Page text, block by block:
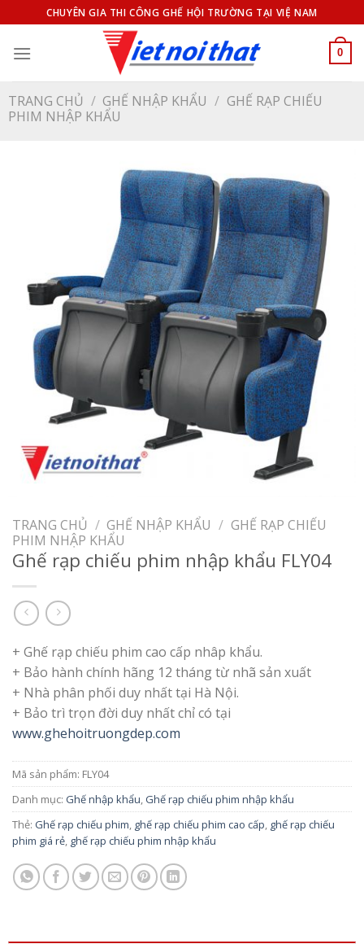
qua
nội
CHUYÊN GIA THI CÔNG GHẾ HỘI TRƯỜNG TẠI VIỆ NAM
0
TRANG CHỦ / GHẾ NHẬP KHẨU / GHẾ RẠP CHIẾU
PHIM NHẬP KHẨU
TRANG CHỦ / GHẾ NHẬP KHẨU / GHẾ RẠP CHIẾU
PHIM NHẬP KHẨU
Ghế rạp chiếu phim nhập khẩu FLY04
+ Ghế rạp chiếu phim cao cấp nhâp khẩu.
+ Bảo hành chính hãng 12 tháng từ nhã sản xuất
+ Nhà phân phối duy nhất tại Hà Nội.
+ Bảo trì trọn đời duy nhất chỉ có tại
www.ghehoitruongdep.com
Mã sản phẩm: FLY04
Danh mục: Ghế nhập khẩu, Ghế rạp chiếu phim nhập khẩu
Thẻ: Ghế rạp chiếu phim, ghế rạp chiếu phim cao cấp, ghế rạp chiếu
phim giá rẻ, ghế rạp chiếu phim nhập khẩu